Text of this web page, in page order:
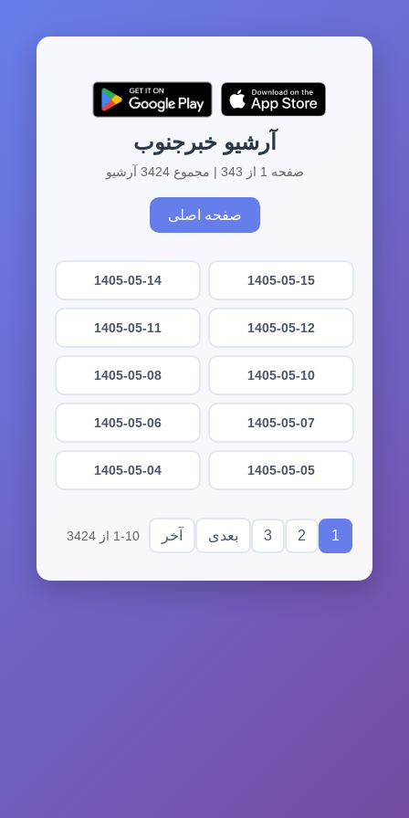
آرشیو خبرجنوب
صفحه 1 از 343 | مجموع 3424 آرشیو
صفحه اصلی
1405-05-15
1405-05-14
1405-05-12
1405-05-11
1405-05-10
1405-05-08
1405-05-07
1405-05-06
1405-05-05
1405-05-04
1
2
3 بعدی آخر 1-10 از 3424